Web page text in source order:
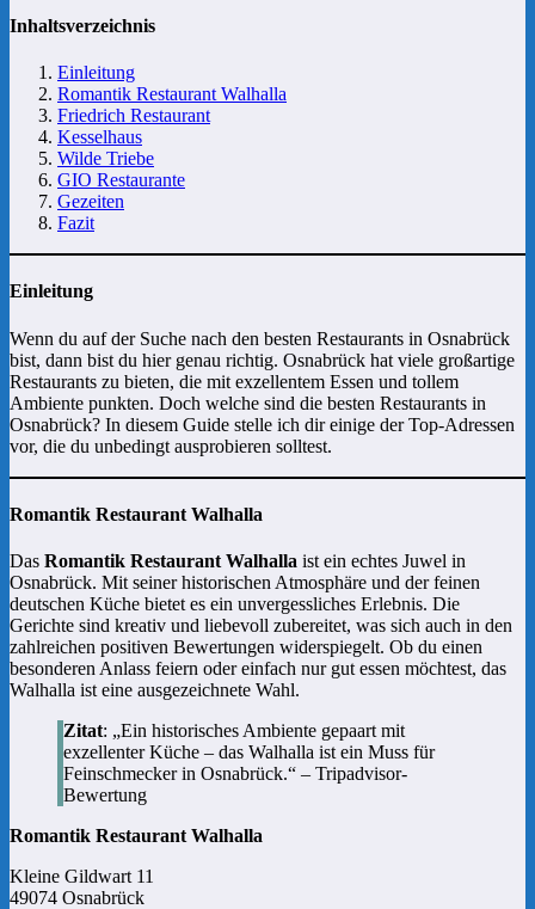
Inhaltsverzeichnis
Einleitung
Romantik Restaurant Walhalla
Friedrich Restaurant
Kesselhaus
Wilde Triebe
GIO Restaurante
Gezeiten
Fazit
Einleitung
Wenn du auf der Suche nach den besten Restaurants in Osnabrück
bist, dann bist du hier genau richtig. Osnabrück hat viele großartige
Restaurants zu bieten, die mit exzellentem Essen und tollem
Ambiente punkten. Doch welche sind die besten Restaurants in
Osnabrück? In diesem Guide stelle ich dir einige der Top-Adressen
vor, die du unbedingt ausprobieren solltest.
Romantik Restaurant Walhalla
Das Romantik Restaurant Walhalla ist ein echtes Juwel in
Osnabrück. Mit seiner historischen Atmosphäre und der feinen
deutschen Küche bietet es ein unvergessliches Erlebnis. Die
Gerichte sind kreativ und liebevoll zubereitet, was sich auch in den
zahlreichen positiven Bewertungen widerspiegelt. Ob du einen
besonderen Anlass feiern oder einfach nur gut essen möchtest, das
Walhalla ist eine ausgezeichnete Wahl.
Zitat: „Ein historisches Ambiente gepaart mit
exzellenter Küche – das Walhalla ist ein Muss für
Feinschmecker in Osnabrück.“ – Tripadvisor-
Bewertung
Romantik Restaurant Walhalla
Kleine Gildwart 11
49074 Osnabrück